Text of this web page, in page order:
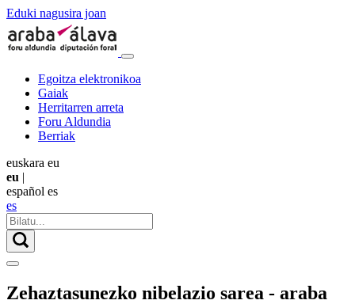
Eduki nagusira joan
Egoitza elektronikoa
Gaiak
Herritarren arreta
Foru Aldundia
Berriak
euskara eu
eu |
español es
es
Zehaztasunezko nibelazio sarea - araba